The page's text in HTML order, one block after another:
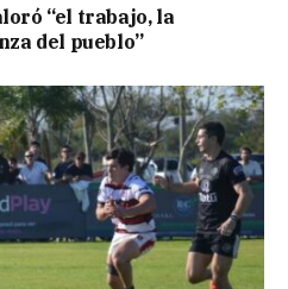
“el trabajo, la
del pueblo”